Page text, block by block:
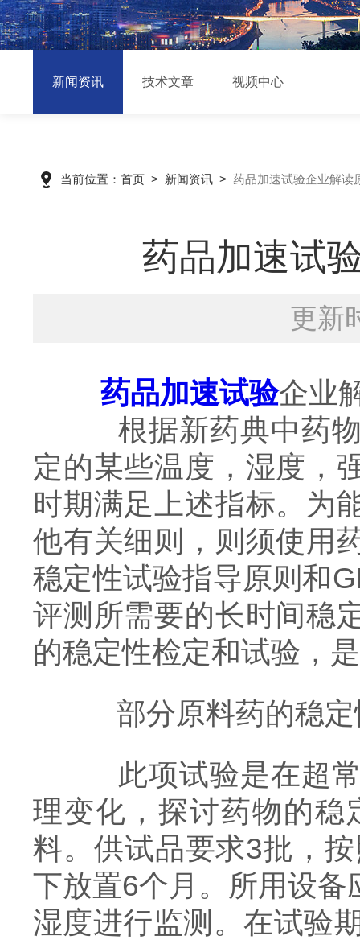
新闻资讯 技术文章 视频中心
当前位置： 首页> 新闻资讯> 药品加速试验企业解读
药品加速试
更新
药品加速试验企业
根据新药典中药物
定的某些温度，湿度，
时期满足上述指标。为
他有关细则，则须使用
稳定性试验指导原则和
评测所需要的长时间稳
的稳定性检定和试验，
部分原料药的稳定
此项试验是在超常
理变化，探讨药物的稳
料。供试品要求3批，
下放置6个月。所用设
湿度进行监测。在试验